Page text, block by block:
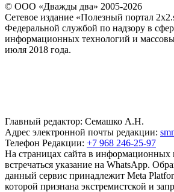
© ООО «Дважды два» 2005-2026
Сетевое издание «Полезный портал
Федеральной службой по надзору в
информационных технологий и
июля 2018 года.
Главный редактор: Семашко А.Н.
Адрес электронной почты редакции:
Телефон Редакции: +7 968 246-25-97
На страницах сайта в информационных
встречаться указание на WhatsApp.
данный сервис принадлежит Meta
которой признана экстремистской и